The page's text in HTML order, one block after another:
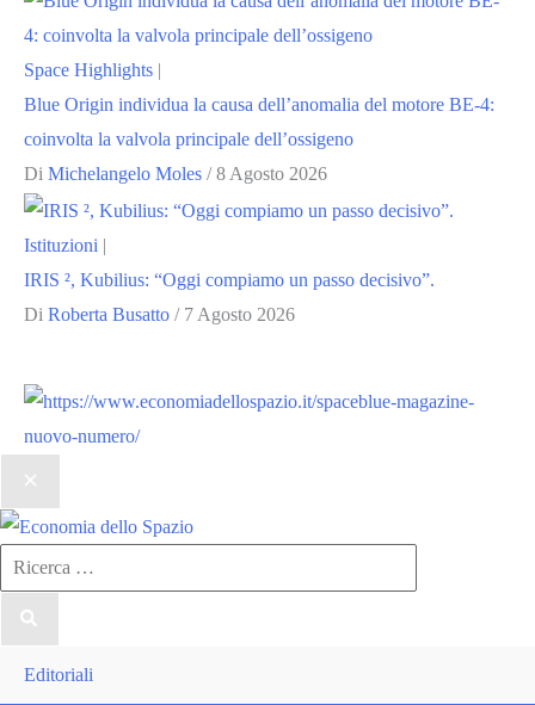
Space Highlights |
Blue Origin individua la causa dell’anomalia del motore BE-4:
coinvolta la valvola principale dell’ossigeno
Di Michelangelo Moles /8 Agosto 2026
Istituzioni |
IRIS ², Kubilius: “Oggi compiamo un passo decisivo”.
Di Roberta Busatto / 7 Agosto 2026
Ricerca
per:
Editoriali